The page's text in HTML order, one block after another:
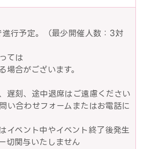
行予定。（最少開催人数：3対
ては
合がございます。
遅刻、途中退席はご遠慮ください
い合わせフォームまたはお電話に
ベント中やイベント終了後発生
切関与いたしません